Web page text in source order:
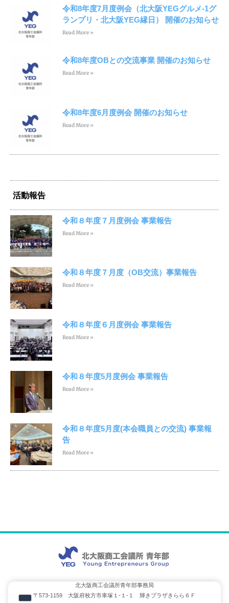
令和8年度7月度例会（北大阪YEGグルメ-1グ
ランプリ・北大阪YEG縁日） 開催のお知らせ
Read More »
令和8年度OBとの交流事業 開催のお知らせ
Read More »
令和8年度6月度例会 開催のお知らせ
Read More »
活動報告
令和８年度７月度例会 事業報告
Read More »
令和８年度７月度（OB交流）事業報告
Read More »
令和８年度６月度例会 事業報告
Read More »
令和８年度5月度例会 事業報告
Read More »
令和８年度5月度(本会職員との交流) 事業報
告
Read More »
北大阪商工会議所青年部事務局
〒573-1159 大阪府枚方市車塚１-１-１ 輝きプラザきらら６Ｆ